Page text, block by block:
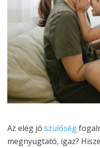
Az elég jó szülőség
megnyugtató, igaz?